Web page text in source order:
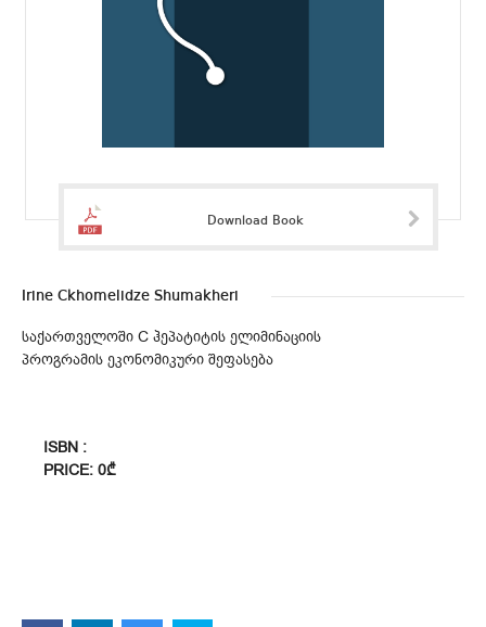
Download Book
Irine Ckhomelidze Shumakheri
საქართველოში C ჰეპატიტის ელიმინაციის
პროგრამის ეკონომიკური შეფასება
ISBN :
PRICE: 0₾